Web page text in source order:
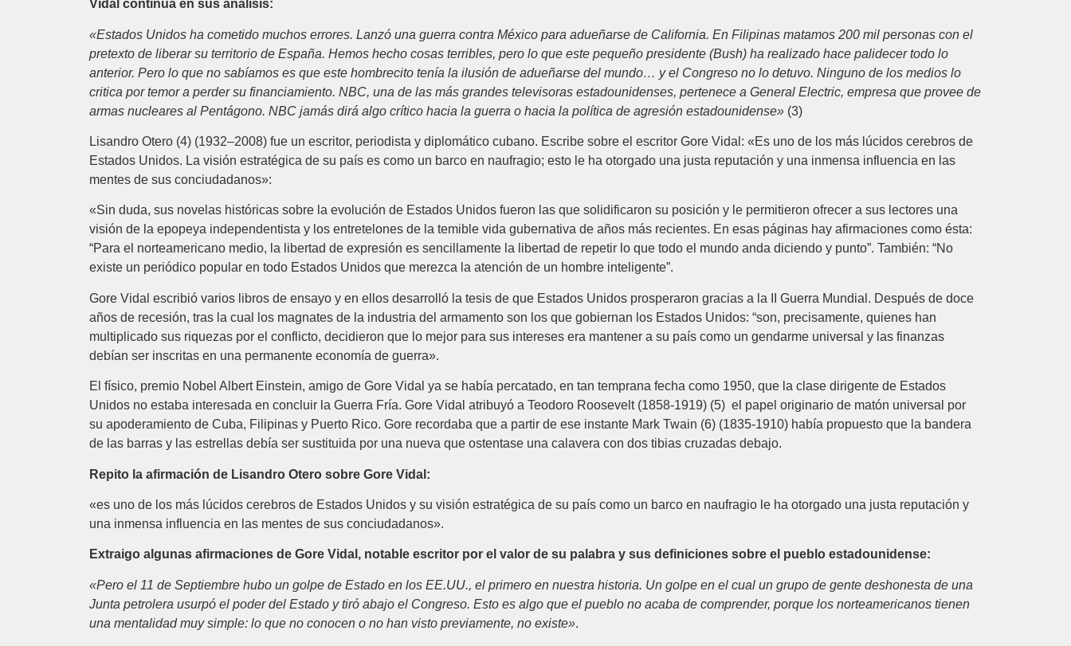
Vidal continúa en sus análisis:
«Estados Unidos ha cometido muchos errores. Lanzó una guerra contra México para adueñarse de California. En Filipinas matamos 200 mil personas con el
pretexto de liberar su territorio de España. Hemos hecho cosas terribles, pero lo que este pequeño presidente (Bush) ha realizado hace palidecer todo lo
anterior. Pero lo que no sabíamos es que este hombrecito tenía la ilusión de adueñarse del mundo… y el Congreso no lo detuvo. Ninguno de los medios lo
critica por temor a perder su financiamiento. NBC, una de las más grandes televisoras estadounidenses, pertenece a General Electric, empresa que provee de
armas nucleares al Pentágono. NBC jamás dirá algo crítico hacia la guerra o hacia la política de agresión estadounidense» (3)
Lisandro Otero (4) (1932–2008) fue un escritor, periodista y diplomático cubano. Escribe sobre el escritor Gore Vidal: «Es uno de los más lúcidos cerebros de
Estados Unidos. La visión estratégica de su país es como un barco en naufragio; esto le ha otorgado una justa reputación y una inmensa influencia en las
mentes de sus conciudadanos»:
«Sin duda, sus novelas históricas sobre la evolución de Estados Unidos fueron las que solidificaron su posición y le permitieron ofrecer a sus lectores una
visión de la epopeya independentista y los entretelones de la temible vida gubernativa de años más recientes. En esas páginas hay afirmaciones como ésta:
“Para el norteamericano medio, la libertad de expresión es sencillamente la libertad de repetir lo que todo el mundo anda diciendo y punto”. También: “No
existe un periódico popular en todo Estados Unidos que merezca la atención de un hombre inteligente”.
Gore Vidal escribió varios libros de ensayo y en ellos desarrolló la tesis de que Estados Unidos prosperaron gracias a la II Guerra Mundial. Después de doce
años de recesión, tras la cual los magnates de la industria del armamento son los que gobiernan los Estados Unidos: “son, precisamente, quienes han
multiplicado sus riquezas por el conflicto, decidieron que lo mejor para sus intereses era mantener a su país como un gendarme universal y las finanzas
debían ser inscritas en una permanente economía de guerra».
El físico, premio Nobel Albert Einstein, amigo de Gore Vidal ya se había percatado, en tan temprana fecha como 1950, que la clase dirigente de Estados
Unidos no estaba interesada en concluir la Guerra Fría. Gore Vidal atribuyó a Teodoro Roosevelt (1858-1919) (5) el papel originario de matón universal por
su apoderamiento de Cuba, Filipinas y Puerto Rico. Gore recordaba que a partir de ese instante Mark Twain (6) (1835-1910) había propuesto que la bandera
de las barras y las estrellas debía ser sustituida por una nueva que ostentase una calavera con dos tibias cruzadas debajo.
Repito la afirmación de Lisandro Otero sobre Gore Vidal:
«es uno de los más lúcidos cerebros de Estados Unidos y su visión estratégica de su país como un barco en naufragio le ha otorgado una justa reputación y
una inmensa influencia en las mentes de sus conciudadanos».
Extraigo algunas afirmaciones de Gore Vidal, notable escritor por el valor de su palabra y sus definiciones sobre el pueblo estadounidense:
«Pero el 11 de Septiembre hubo un golpe de Estado en los EE.UU., el primero en nuestra historia. Un golpe en el cual un grupo de gente deshonesta de una
Junta petrolera usurpó el poder del Estado y tiró abajo el Congreso. Esto es algo que el pueblo no acaba de comprender, porque los norteamericanos tienen
una mentalidad muy simple: lo que no conocen o no han visto previamente, no existe».